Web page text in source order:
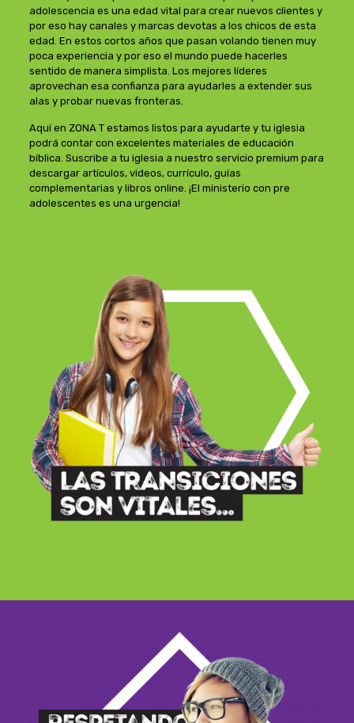
adolescencia es una edad vital para crear nuevos clientes y
por eso hay canales y marcas devotas a los chicos de esta
edad. En estos cortos años que pasan volando tienen muy
poca experiencia y por eso el mundo puede hacerles
sentido de manera simplista. Los mejores líderes
aprovechan esa confianza para ayudarles a extender sus
alas y probar nuevas fronteras.
Aquí en ZONA T estamos listos para ayudarte y tu iglesia
podrá contar con excelentes materiales de educación
bíblica. Suscribe a tu iglesia a nuestro servicio premium para
descargar artículos, videos, currículo, guías
complementarias y libros online. ¡El ministerio con pre
adolescentes es una urgencia!